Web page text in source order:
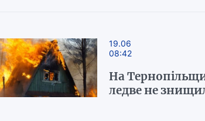
19.06
08:42
На
ледве не